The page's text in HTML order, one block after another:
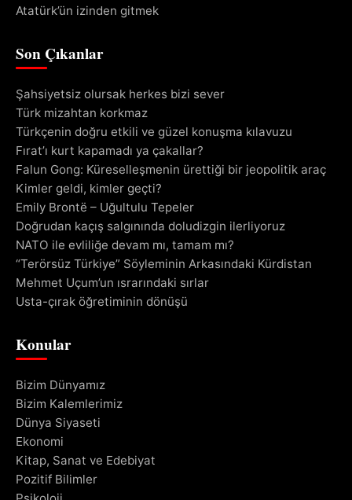
Atatürk’ün izinden gitmek
Son Çıkanlar
Şahsiyetsiz olursak herkes bizi sever
Türk mizahtan korkmaz
Türkçenin doğru etkili ve güzel konuşma kılavuzu
Fırat’ı kurt kapamadı ya çakallar?
Falun Gong: Küreselleşmenin ürettiği bir jeopolitik araç
Kimler geldi, kimler geçti?
Emily Brontë – Uğultulu Tepeler
Doğrudan kaçış salgınında doludizgin ilerliyoruz
NATO ile evliliğe devam mı, tamam mı?
“Terörsüz Türkiye” Söyleminin Arkasındaki Kürdistan
Mehmet Uçum’un ısrarındaki sırlar
Usta-çırak öğretiminin dönüşü
Konular
Bizim Dünyamız
Bizim Kalemlerimiz
Dünya Siyaseti
Ekonomi
Kitap, Sanat ve Edebiyat
Pozitif Bilimler